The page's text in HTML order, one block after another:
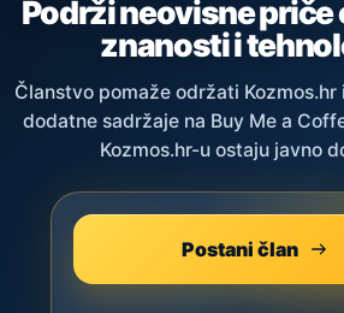
Podrži neovisne priče
znanosti i
Članstvo pomaže održati
dodatne sadržaje na Buy Me a
Kozmos.hr-u ostaju javno
Postani član